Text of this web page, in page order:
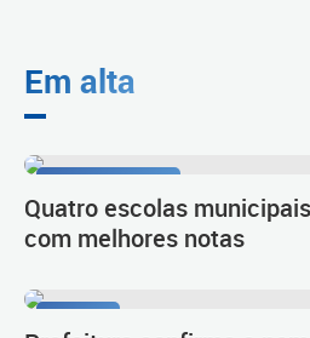
Em alta
Quatro escolas
com melhores notas